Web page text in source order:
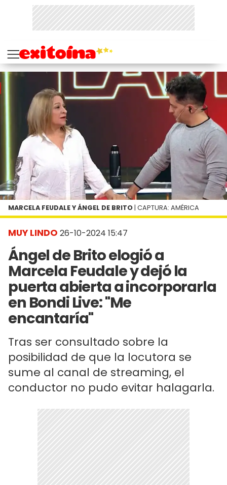
MUY LINDO 26-10-2024 15:47
Ángel de Brito elogió a
Marcela Feudale y dejó la
puerta abierta a incorporarla
en Bondi Live: "Me
encantaría"
Tras ser consultado sobre la
posibilidad de que la locutora se
sume al canal de streaming, el
conductor no pudo evitar halagarla.
MARCELA FEUDALE Y ÁNGEL DE BRITO | CAPTURA: AMÉRICA